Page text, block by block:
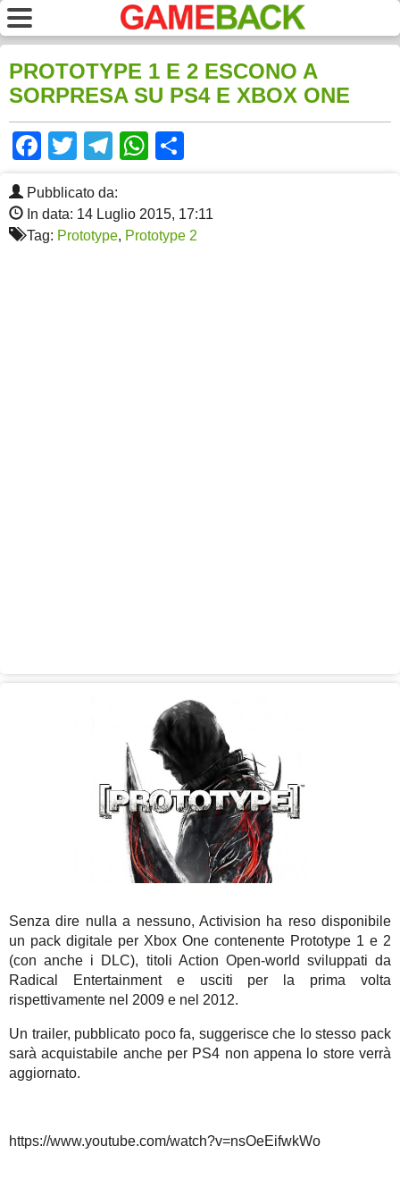
PROTOTYPE 1 E 2 ESCONO A
SORPRESA SU PS4 E XBOX ONE
Facebook
TwitterTelegram
WhatsApp
Pubblicato da:
In data: 14 Luglio 2015, 17:11
Tag: Prototype, Prototype 2
Senza dire nulla a nessuno, Activision ha reso disponibile
un pack digitale per Xbox One contenente Prototype 1 e 2
(con anche i DLC), titoli Action Open-world sviluppati da
Radical Entertainment e usciti per la prima volta
rispettivamente nel 2009 e nel 2012.
Un trailer, pubblicato poco fa, suggerisce che lo stesso pack
sarà acquistabile anche per PS4 non appena lo store verrà
aggiornato.
https://www.youtube.com/watch?v=nsOeEifwkWo